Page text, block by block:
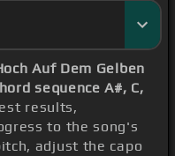
Auf Dem Gelben
sequence A#, C,
results,
to the song's
adjust the capo